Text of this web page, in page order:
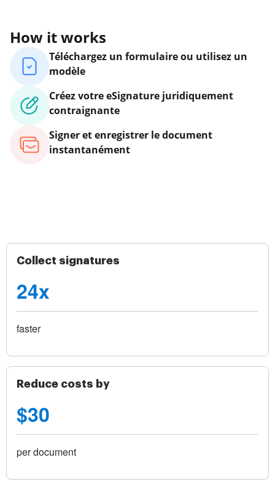
How it works
Téléchargez un formulaire ou utilisez un
modèle
Créez votre eSignature juridiquement
contraignante
Signer et enregistrer le document
instantanément
Collect signatures
24x
faster
Reduce costs by
$30
per document